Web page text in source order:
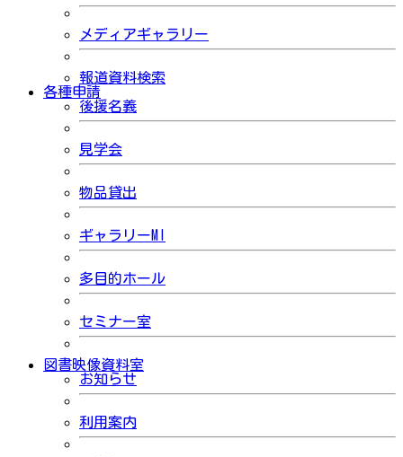
メディアギャラリー
報道資料検索
各種申請
後援名義
見学会
物品貸出
ギャラリーMI
多目的ホール
セミナー室
図書映像資料室
お知らせ
利用案内